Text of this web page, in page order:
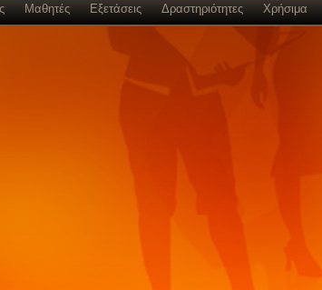
Μαθητές Εξετάσεις Δραστηριότητες Χρήσιμα